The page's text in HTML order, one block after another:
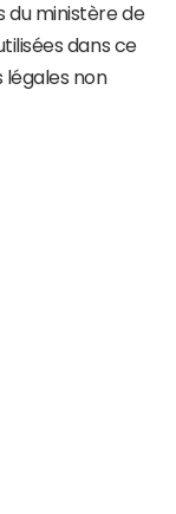
du ministère de
dans ce
non